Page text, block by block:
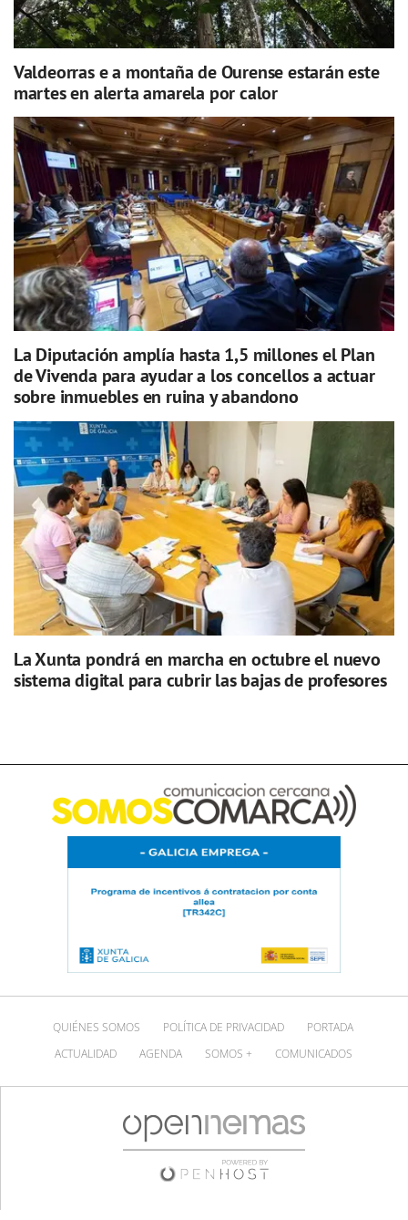
Valdeorras e a montaña de Ourense estarán este
martes en alerta amarela por calor
La Diputación amplía hasta 1,5 millones el Plan
de Vivenda para ayudar a los concellos a actuar
sobre inmuebles en ruina y abandono
La Xunta pondrá en marcha en octubre el nuevo
sistema digital para cubrir las bajas de profesores
QUIÉNES SOMOS POLÍTICA DE PRIVACIDAD
PORTADA
ACTUALIDAD
AGENDA SOMOS + COMUNICADOS